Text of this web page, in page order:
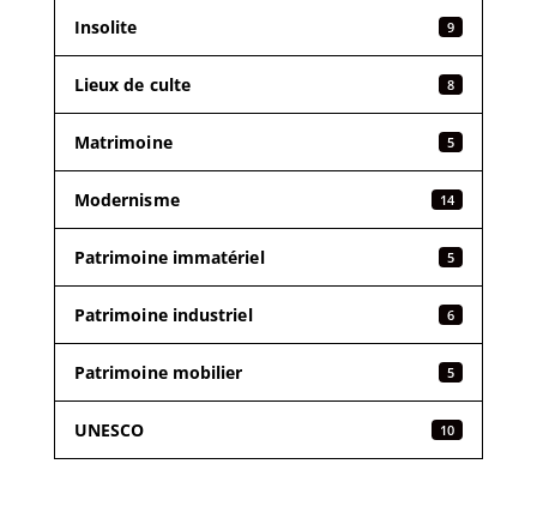
Insolite 9
Lieux de culte 8
Matrimoine 5
Modernisme 14
Patrimoine immatériel 5
Patrimoine industriel 6
Patrimoine mobilier 5
UNESCO 10